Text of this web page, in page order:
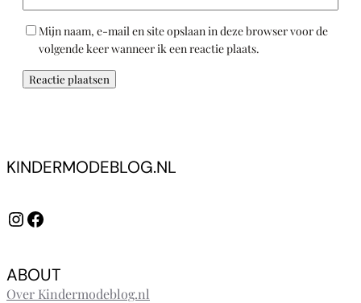
Mijn naam, e-mail en site opslaan in deze browser voor de
volgende keer wanneer ik een reactie plaats.
KINDERMODEBLOG.NL
InstagramFacebook
ABOUT
Over Kindermodeblog.nl